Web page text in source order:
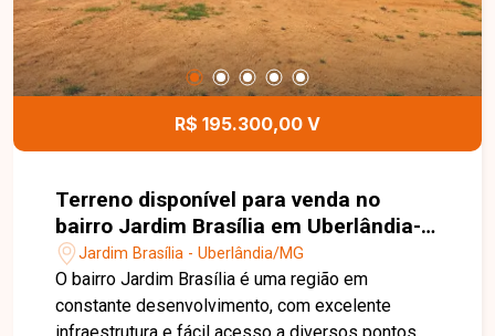
R$ 195.300,00 V
Terreno disponível para venda no
bairro Jardim Brasília em Uberlândia-
MGJardim Brasília - Uberlândia/MG
O bairro Jardim Brasília é uma região em
constante desenvolvimento, com excelente